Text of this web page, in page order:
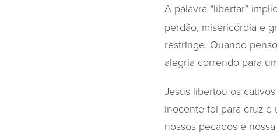
A palavra “libertar”
perdão, misericórdia e
restringe. Quando
alegria correndo para
Jesus libertou os
inocente foi para cruz e
nossos pecados e